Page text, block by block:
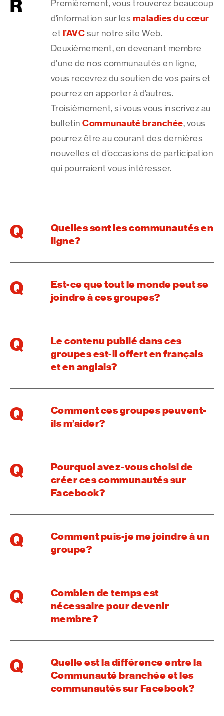
R
Premièrement, vous trouverez beaucoup
d’information sur les maladies du cœur
et l’AVC sur notre site Web.
Deuxièmement, en devenant membre
d’une de nos communautés en ligne,
vous recevrez du soutien de vos pairs et
pourrez en apporter à d’autres.
Troisièmement, si vous vous inscrivez au
bulletinCommunauté branchée, vous
pourrez être au courant des dernières
nouvelles et d’occasions de participation
qui pourraient vous intéresser.
Q
Quelles sont les communautés en
ligne?
Q
Est-ce que tout le monde peut se
joindre à ces groupes?
Q
Le contenu publié dans ces
groupes est-il offert en français
et en anglais?
Q
Comment ces groupes peuvent-
ils m’aider?
Q
Pourquoi avez-vous choisi de
créer ces communautés sur
Facebook?
Q
Comment puis-je me joindre à un
groupe?
Q
Combien de temps est
nécessaire pour devenir
membre?
Q
Quelle est la différence entre la
Communauté branchée et les
communautés sur Facebook?